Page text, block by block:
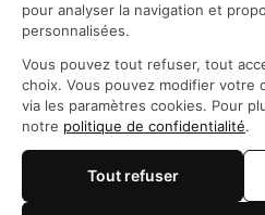
Coordonnées
Questions fréquemment posées
© 2026
pour analyser la navigation et
personnalisées.
Vous pouvez tout refuser, tout
choix. Vous pouvez modifier votre
via les paramètres cookies. Pour
notre politique de confidentialité.
Tout refuser